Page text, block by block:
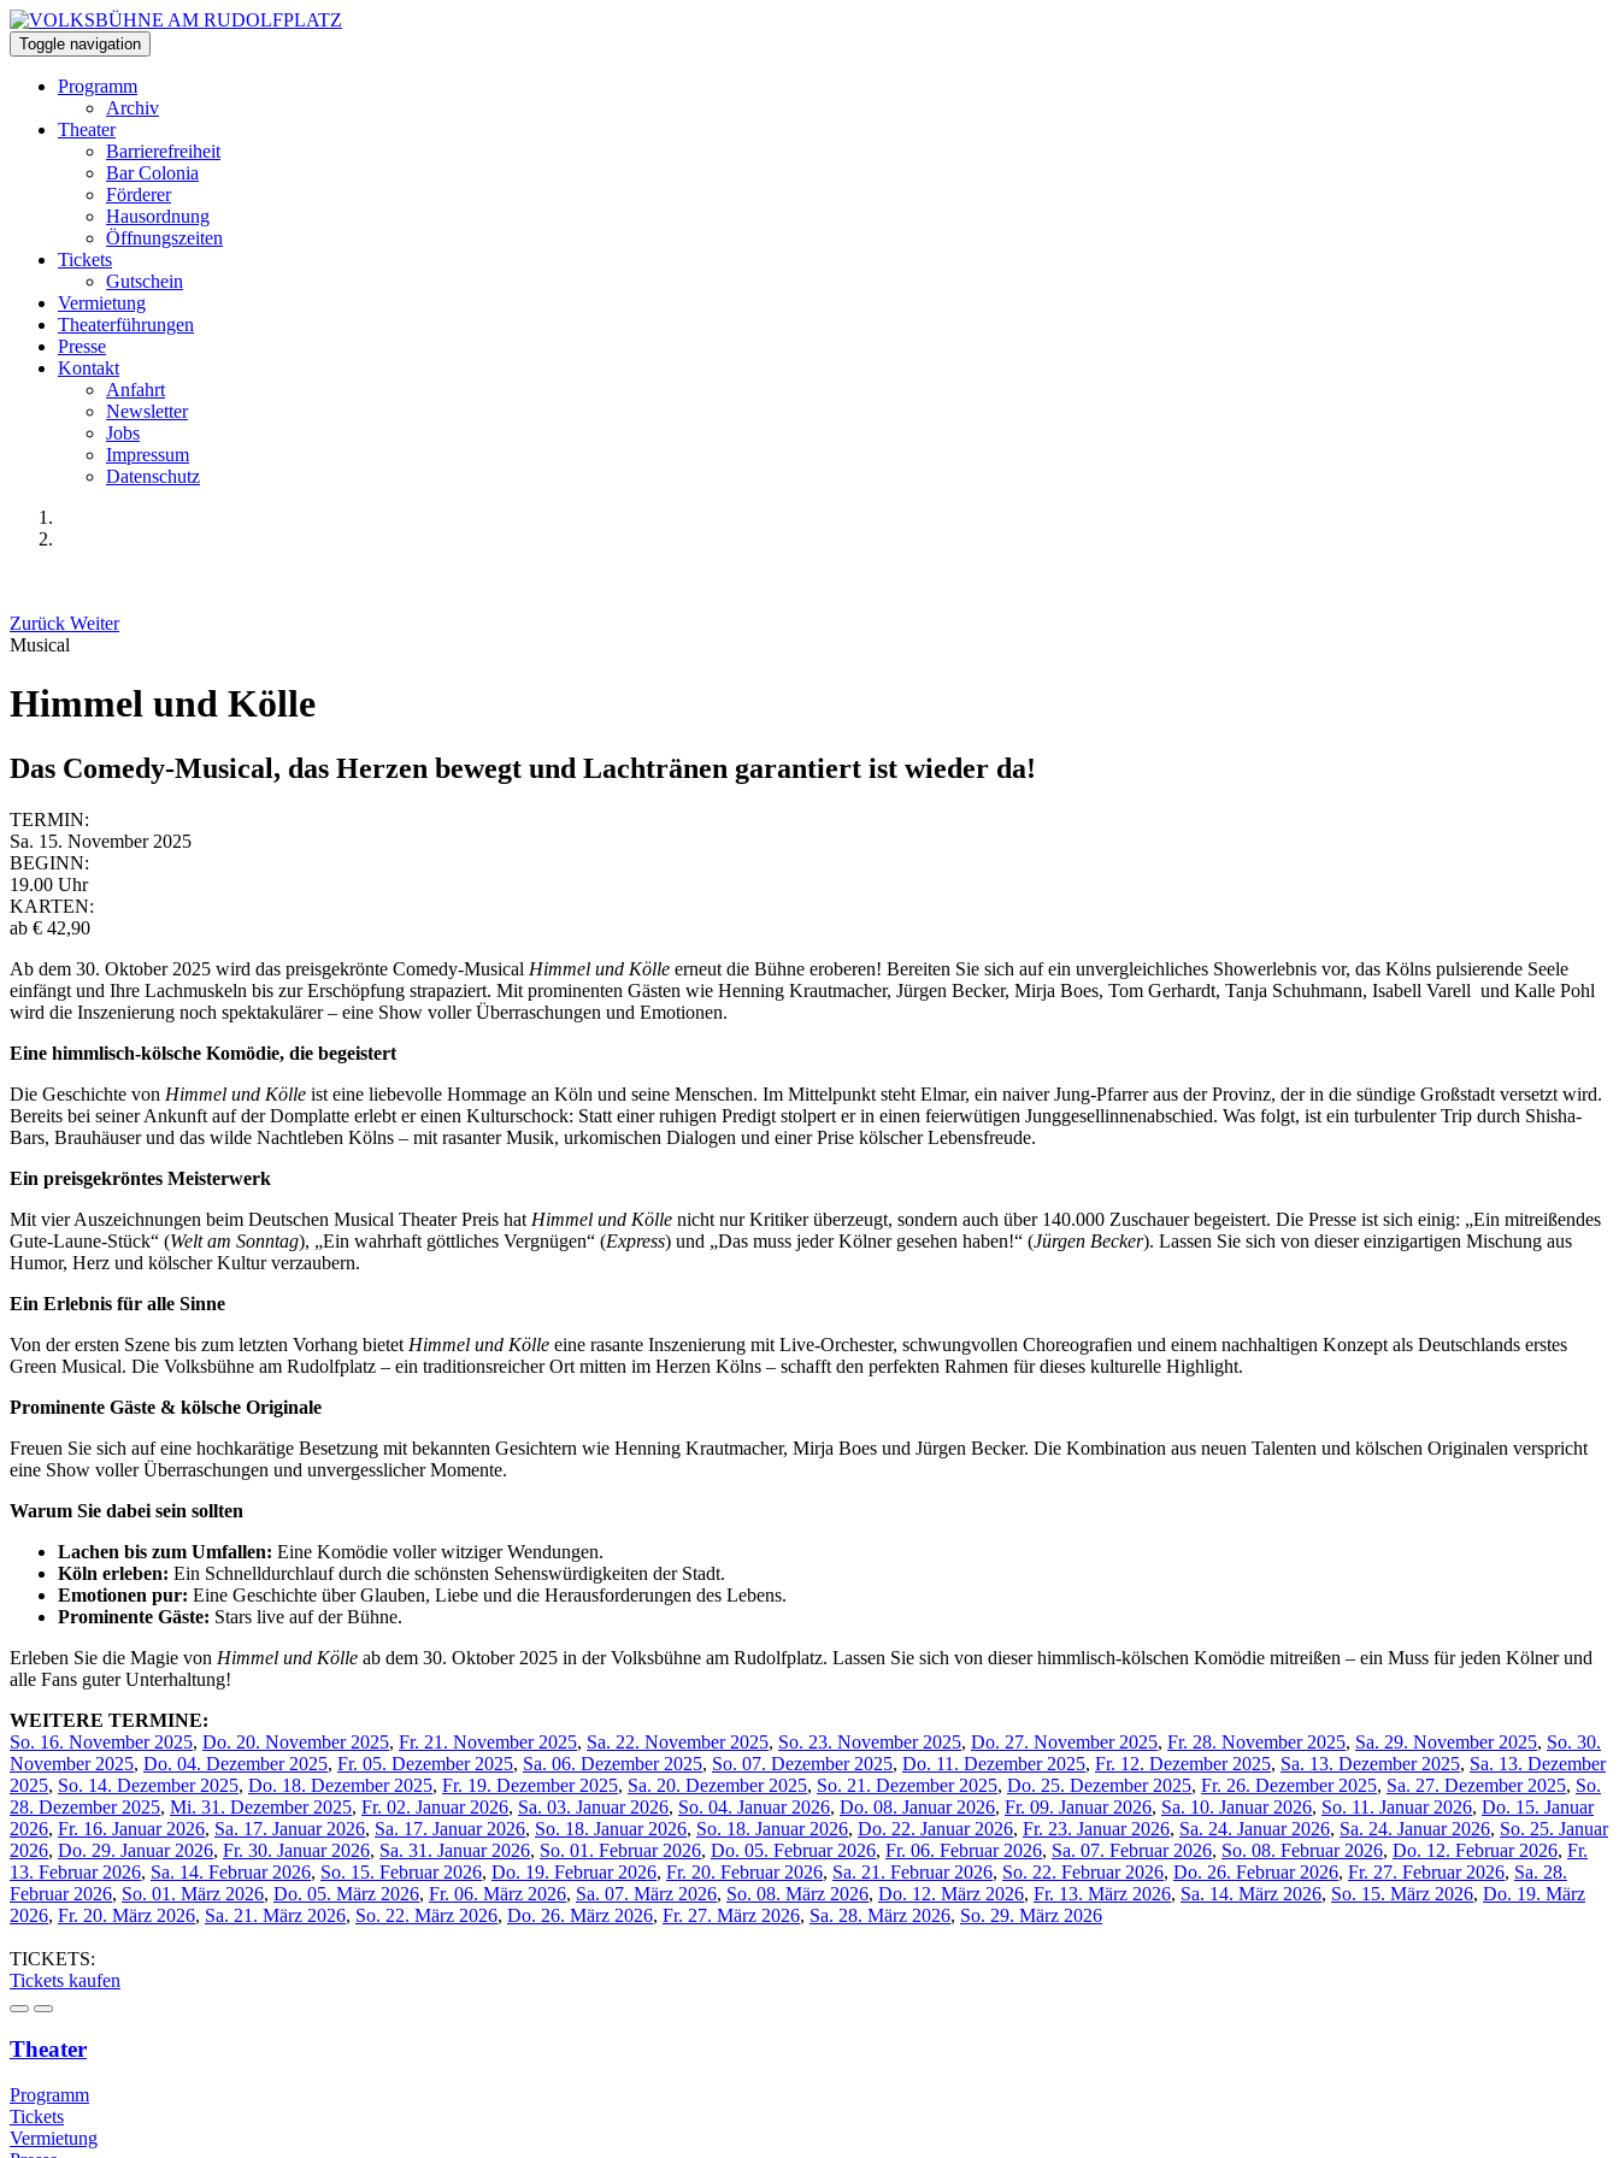
Toggle navigation
Programm
Archiv
Theater
Barrierefreiheit
Bar Colonia
Förderer
Hausordnung
Öffnungszeiten
Tickets
Gutschein
Vermietung
Theaterführungen
Presse
Kontakt
Anfahrt
Newsletter
Jobs
Impressum
Datenschutz
Zurück Weiter
Musical
Himmel und Kölle
Das Comedy-Musical, das Herzen bewegt und Lachtränen garantiert ist wieder da!
TERMIN:
Sa. 15. November 2025
BEGINN:
19.00 Uhr
KARTEN:
ab € 42,90
Ab dem 30. Oktober 2025 wird das preisgekrönte Comedy-Musical Himmel und Kölle erneut die Bühne eroberen! Bereiten Sie sich auf ein unvergleichliches Showerlebnis vor, das Kölns pulsierende Seele
einfängt und Ihre Lachmuskeln bis zur Erschöpfung strapaziert. Mit prominenten Gästen wie Henning Krautmacher, Jürgen Becker, Mirja Boes, Tom Gerhardt, Tanja Schuhmann, Isabell Varell und Kalle Pohl
wird die Inszenierung noch spektakulärer – eine Show voller Überraschungen und Emotionen.
Eine himmlisch-kölsche Komödie, die begeistert
Die Geschichte von Himmel und Kölle ist eine liebevolle Hommage an Köln und seine Menschen. Im Mittelpunkt steht Elmar, ein naiver Jung-Pfarrer aus der Provinz, der in die sündige Großstadt versetzt wird.
Bereits bei seiner Ankunft auf der Domplatte erlebt er einen Kulturschock: Statt einer ruhigen Predigt stolpert er in einen feierwütigen Junggesellinnenabschied. Was folgt, ist ein turbulenter Trip durch Shisha-
Bars, Brauhäuser und das wilde Nachtleben Kölns – mit rasanter Musik, urkomischen Dialogen und einer Prise kölscher Lebensfreude.
Ein preisgekröntes Meisterwerk
Mit vier Auszeichnungen beim Deutschen Musical Theater Preis hat Himmel und Kölle nicht nur Kritiker überzeugt, sondern auch über 140.000 Zuschauer begeistert. Die Presse ist sich einig: „Ein mitreißendes
Gute-Laune-Stück“ (Welt am Sonntag), „Ein wahrhaft göttliches Vergnügen“ (Express) und „Das muss jeder Kölner gesehen haben!“ (Jürgen Becker). Lassen Sie sich von dieser einzigartigen Mischung aus
Humor, Herz und kölscher Kultur verzaubern.
Ein Erlebnis für alle Sinne
Von der ersten Szene bis zum letzten Vorhang bietet Himmel und Kölle eine rasante Inszenierung mit Live-Orchester, schwungvollen Choreografien und einem nachhaltigen Konzept als Deutschlands erstes
Green Musical. Die Volksbühne am Rudolfplatz – ein traditionsreicher Ort mitten im Herzen Kölns – schafft den perfekten Rahmen für dieses kulturelle Highlight.
Prominente Gäste & kölsche Originale
Freuen Sie sich auf eine hochkarätige Besetzung mit bekannten Gesichtern wie Henning Krautmacher, Mirja Boes und Jürgen Becker. Die Kombination aus neuen Talenten und kölschen Originalen verspricht
eine Show voller Überraschungen und unvergesslicher Momente.
Warum Sie dabei sein sollten
Lachen bis zum Umfallen: Eine Komödie voller witziger Wendungen.
Köln erleben: Ein Schnelldurchlauf durch die schönsten Sehenswürdigkeiten der Stadt.
Emotionen pur: Eine Geschichte über Glauben, Liebe und die Herausforderungen des Lebens.
Prominente Gäste: Stars live auf der Bühne.
Erleben Sie die Magie von Himmel und Kölle ab dem 30. Oktober 2025 in der Volksbühne am Rudolfplatz. Lassen Sie sich von dieser himmlisch-kölschen Komödie mitreißen – ein Muss für jeden Kölner und
alle Fans guter Unterhaltung!
WEITERE TERMINE:
So. 16. November 2025, Do. 20. November 2025, Fr. 21. November 2025, Sa. 22. November 2025, So. 23. November 2025, Do. 27. November 2025, Fr. 28. November 2025, Sa. 29. November 2025, So. 30.
November 2025, Do. 04. Dezember 2025, Fr. 05. Dezember 2025, Sa. 06. Dezember 2025, So. 07. Dezember 2025, Do. 11. Dezember 2025, Fr. 12. Dezember 2025, Sa. 13. Dezember 2025, Sa. 13. Dezember
2025, So. 14. Dezember 2025, Do. 18. Dezember 2025, Fr. 19. Dezember 2025, Sa. 20. Dezember 2025, So. 21. Dezember 2025, Do. 25. Dezember 2025, Fr. 26. Dezember 2025, Sa. 27. Dezember 2025, So.
28. Dezember 2025, Mi. 31. Dezember 2025, Fr. 02. Januar 2026, Sa. 03. Januar 2026, So. 04. Januar 2026, Do. 08. Januar 2026, Fr. 09. Januar 2026, Sa. 10. Januar 2026, So. 11. Januar 2026, Do. 15. Januar
2026, Fr. 16. Januar 2026, Sa. 17. Januar 2026, Sa. 17. Januar 2026, So. 18. Januar 2026, So. 18. Januar 2026, Do. 22. Januar 2026, Fr. 23. Januar 2026, Sa. 24. Januar 2026, Sa. 24. Januar 2026, So. 25. Januar
2026, Do. 29. Januar 2026, Fr. 30. Januar 2026, Sa. 31. Januar 2026, So. 01. Februar 2026, Do. 05. Februar 2026, Fr. 06. Februar 2026, Sa. 07. Februar 2026, So. 08. Februar 2026, Do. 12. Februar 2026, Fr.
13. Februar 2026, Sa. 14. Februar 2026, So. 15. Februar 2026, Do. 19. Februar 2026, Fr. 20. Februar 2026, Sa. 21. Februar 2026, So. 22. Februar 2026, Do. 26. Februar 2026, Fr. 27. Februar 2026, Sa. 28.
Februar 2026, So. 01. März 2026, Do. 05. März 2026, Fr. 06. März 2026, Sa. 07. März 2026, So. 08. März 2026, Do. 12. März 2026, Fr. 13. März 2026, Sa. 14. März 2026, So. 15. März 2026, Do. 19. März
2026, Fr. 20. März 2026, Sa. 21. März 2026, So. 22. März 2026, Do. 26. März 2026, Fr. 27. März 2026, Sa. 28. März 2026, So. 29. März 2026
TICKETS:
Tickets kaufen
Theater
Programm
Tickets
Vermietung